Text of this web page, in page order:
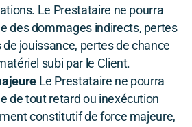
Le Prestataire ne pourra
des dommages indirects, pertes
de jouissance, pertes de chance
subi par le Client.
Le Prestataire ne pourra
de tout retard ou inexécution
constitutif de force majeure,